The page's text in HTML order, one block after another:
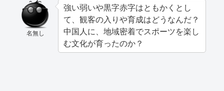
名無し
強い弱いや黒字赤字はともかくとし
て、観客の入りや育成はどうなんだ？
中国人に、地域密着でスポーツを楽し
む文化が育ったのか？